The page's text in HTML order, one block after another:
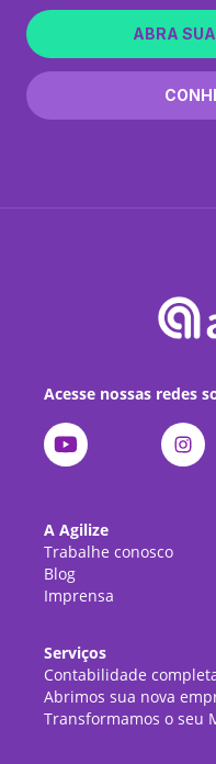
ABRA
Acesse nossas redes
A Agilize
Trabalhe conosco
Blog
Imprensa
Serviços
Contabilidade
Abrimos sua nova
Transformamos o seu